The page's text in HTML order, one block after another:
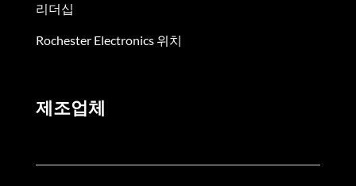
리더십
Rochester Electronics 위치
제조업체